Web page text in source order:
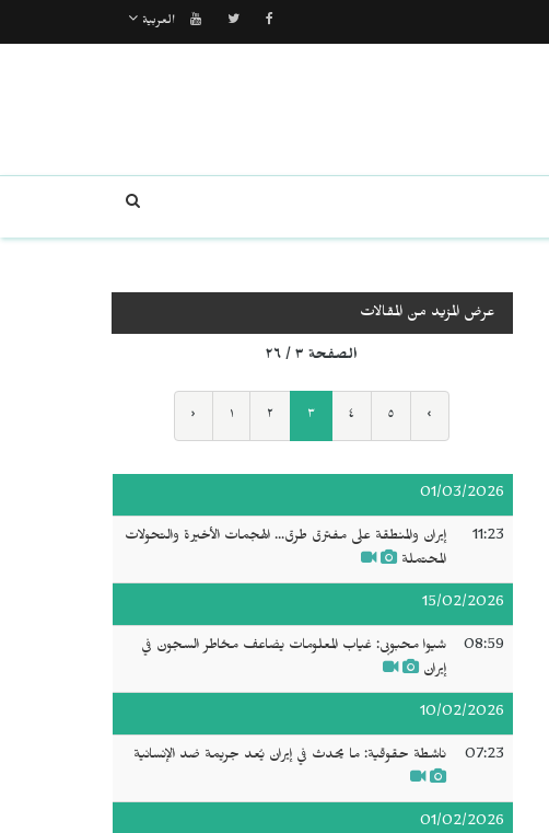
العربية
عرض المزيد من المقالات
الصفحة ٣ / ٢٦
‹ ١ ٢ ٣ ٤ ٥ ›
01/03/2026
11:23
إيران والمنطقة على مفترق طرق... الهجمات الأخيرة والتحولات
المحتملة
15/02/2026
08:59
شيوا محبوبی: غياب المعلومات يضاعف مخاطر السجون في
إيران
10/02/2026
07:23 ناشطة حقوقية: ما يحدث في إيران يُعد جريمة ضد الإنسانية
01/02/2026